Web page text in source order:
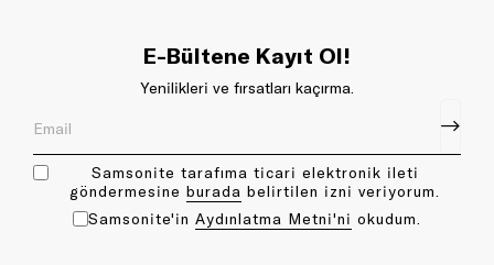
E-Bültene Kayıt Ol!
Yenilikleri ve fırsatları kaçırma.
Samsonite tarafıma ticari elektronik ileti
göndermesine bu rada belirtilen izni veriyorum.
Samsonite'in Aydınlatma Metni'ni okudum.